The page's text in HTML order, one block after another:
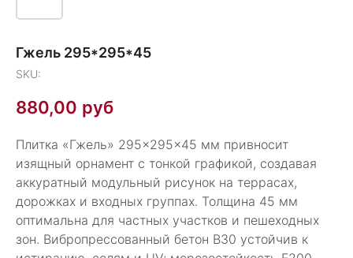
Гжель 295*295*45
SKU:
880,00 руб
Плитка «Гжель» 295×295×45 мм привносит
изящный орнамент с тонкой графикой, создавая
аккуратный модульный рисунок на террасах,
дорожках и входных группах. Толщина 45 мм
оптимальна для частных участков и пешеходных
зон. Вибропрессованный бетон В30 устойчив к